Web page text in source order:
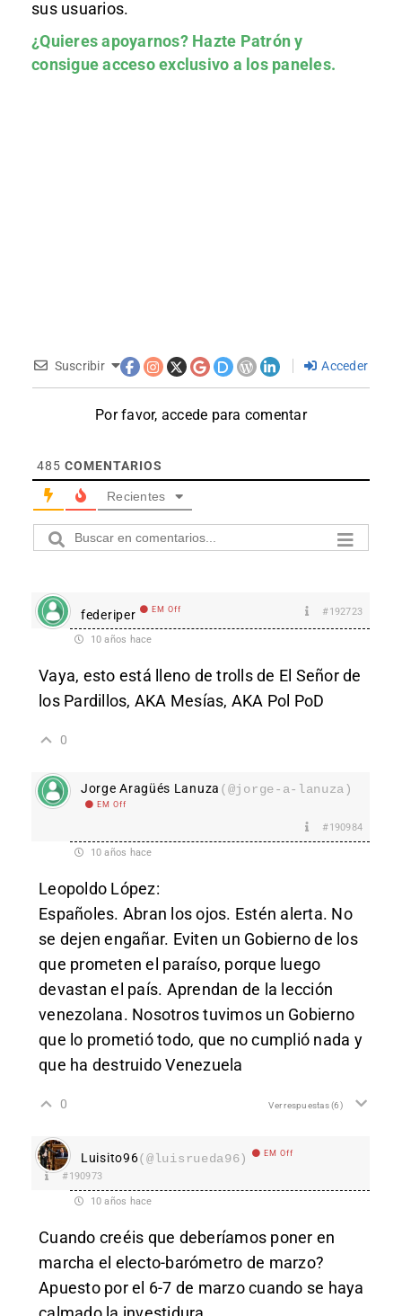
sus usuarios.
¿Quieres apoyarnos? Hazte Patróny
consigue acceso exclusivo a los paneles.
Suscribir Acceder
Por favor, accede para comentar
485 COMENTARIOS
Recientes
federiper EM Off #192723
10 años hace
Vaya, esto está lleno de trolls de El Señor de
los Pardillos, AKA Mesías, AKA Pol PoD
0
Jorge Aragüés Lanuza (@jorge-a-lanuza)
EM Off
#190984
10 años hace
Leopoldo López:
Españoles. Abran los ojos. Estén alerta. No
se dejen engañar. Eviten un Gobierno de los
que prometen el paraíso, porque luego
devastan el país. Aprendan de la lección
venezolana. Nosotros tuvimos un Gobierno
que lo prometió todo, que no cumplió nada y
que ha destruido Venezuela
0 Ver respuestas(6)
Luisito96(@luisrueda96) EM Off
#190973
10 años hace
Cuando creéis que deberíamos poner en
marcha el electo-barómetro de marzo?
Apuesto por el 6-7 de marzo cuando se haya